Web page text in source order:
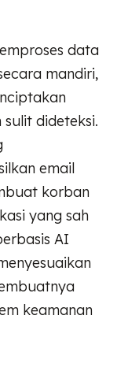
data
mandiri,
dideteksi.
email
korban
yang sah
AI
keamanan